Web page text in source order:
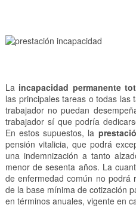
La incapacidad permanente
las principales tareas o todas las
trabajador no puedan
trabajador sí que podría
En estos supuestos, la
pensión vitalicia, que podrá
una indemnización a tanto
menor de sesenta años. La
de enfermedad común no podrá
de la base mínima de cotización
en términos anuales, vigente en